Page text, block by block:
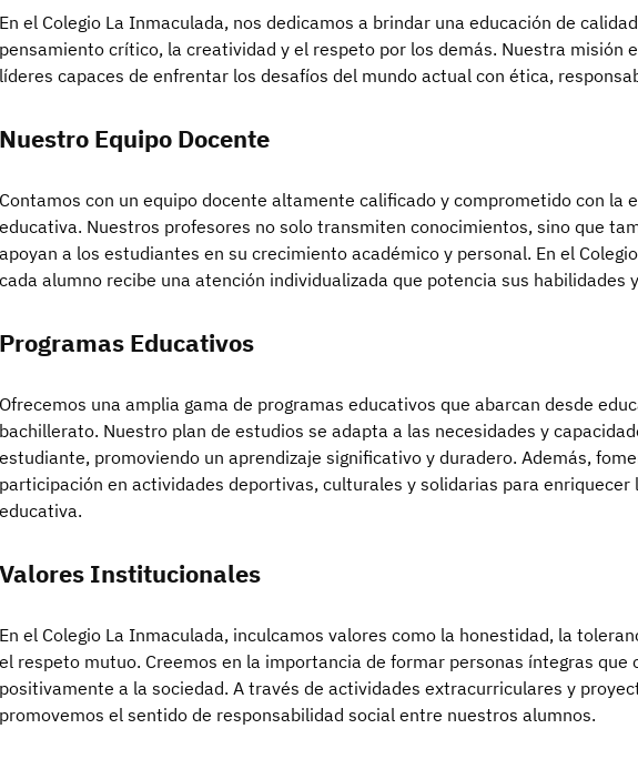
En el Colegio La Inmaculada, nos dedicamos a brindar una educación de
pensamiento crítico, la creatividad y el respeto por los demás. Nuestra misión
líderes capaces de enfrentar los desafíos del mundo actual con ética,
Nuestro Equipo Docente
Contamos con un equipo docente altamente calificado y comprometido con la
educativa. Nuestros profesores no solo transmiten conocimientos, sino que
apoyan a los estudiantes en su crecimiento académico y personal. En el
cada alumno recibe una atención individualizada que potencia sus habilidades
Programas Educativos
Ofrecemos una amplia gama de programas educativos que abarcan desde
bachillerato. Nuestro plan de estudios se adapta a las necesidades y
estudiante, promoviendo un aprendizaje significativo y duradero. Además,
participación en actividades deportivas, culturales y solidarias para enriquecer
educativa.
Valores Institucionales
En el Colegio La Inmaculada, inculcamos valores como la honestidad, la
el respeto mutuo. Creemos en la importancia de formar personas íntegras que
positivamente a la sociedad. A través de actividades extracurriculares y
promovemos el sentido de responsabilidad social entre nuestros alumnos.